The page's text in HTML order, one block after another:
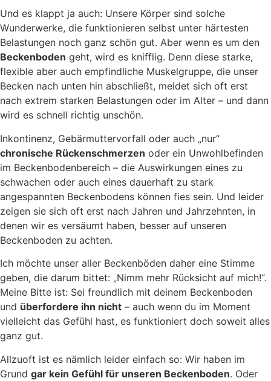
Und es klappt ja auch: Unsere Körper sind solche
Wunderwerke, die funktionieren selbst unter härtesten
Belastungen noch ganz schön gut. Aber wenn es um den
Beckenboden geht, wird es knifflig. Denn diese starke,
flexible aber auch empfindliche Muskelgruppe, die unser
Becken nach unten hin abschließt, meldet sich oft erst
nach extrem starken Belastungen oder im Alter – und dann
wird es schnell richtig unschön.
Inkontinenz, Gebärmuttervorfall oder auch „nur“
chronische Rückenschmerzen oder ein Unwohlbefinden
im Beckenbodenbereich – die Auswirkungen eines zu
schwachen oder auch eines dauerhaft zu stark
angespannten Beckenbodens können fies sein. Und leider
zeigen sie sich oft erst nach Jahren und Jahrzehnten, in
denen wir es versäumt haben, besser auf unseren
Beckenboden zu achten.
Ich möchte unser aller Beckenböden daher eine Stimme
geben, die darum bittet: „Nimm mehr Rücksicht auf mich!“.
Meine Bitte ist: Sei freundlich mit deinem Beckenboden
und überfordere ihn nicht – auch wenn du im Moment
vielleicht das Gefühl hast, es funktioniert doch soweit alles
ganz gut.
Allzuoft ist es nämlich leider einfach so: Wir haben im
Grund gar kein Gefühl für unseren Beckenboden. Oder